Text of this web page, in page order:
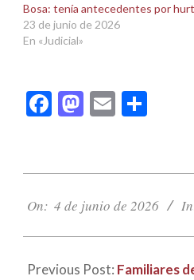
nueva)nueva)
Bosa: tenía antecedentes por
23 de junio de 2026
En «Judicial»
Facebook
Mastodon
Email
06-
On: 4 de junio de 2026
Previous Post: Familiares